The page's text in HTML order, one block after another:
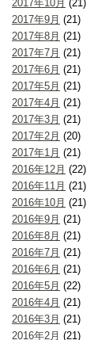
2017年10月 (21)
2017年9月 (21)
2017年8月 (21)
2017年7月 (21)
2017年6月 (21)
2017年5月 (21)
2017年4月 (21)
2017年3月 (21)
2017年2月 (20)
2017年1月 (21)
2016年12月 (22)
2016年11月 (21)
2016年10月 (21)
2016年9月 (21)
2016年8月 (21)
2016年7月 (21)
2016年6月 (21)
2016年5月 (22)
2016年4月 (21)
2016年3月 (21)
2016年2月 (21)